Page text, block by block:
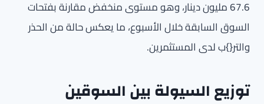
67.6 مليون دينار، وهو مستوى منخفض مقارنة بفتحات
السوق السابقة خلال الأسبوع، ما يعكس حالة من الحذر
والتر{}ب لدى المستثمرين.
توزيع السيولة بين السوقين